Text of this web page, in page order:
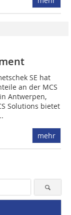
SE hat
an der MCS
Antwerpen,
­Solutions bietet
mehr